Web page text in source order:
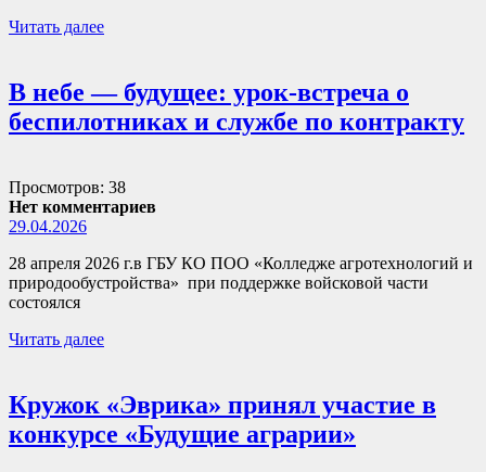
Читать далее
В небе — будущее: урок-встреча о
беспилотниках и службе по контракту
Просмотров: 38
Нет комментариев
29.04.2026
28 апреля 2026 г.в ГБУ КО ПОО «Колледже агротехнологий и
природообустройства» при поддержке войсковой части
состоялся
Читать далее
Кружок «Эврика» принял участие в
конкурсе «Будущие аграрии»